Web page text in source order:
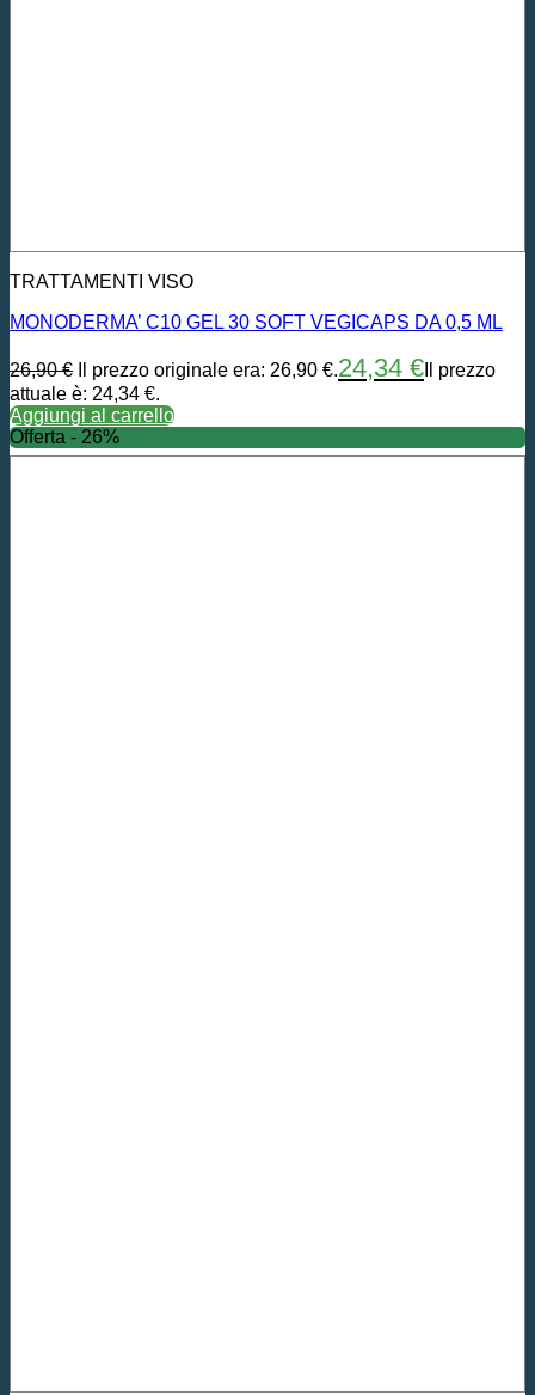
TRATTAMENTI VISO
MONODERMA’ C10 GEL 30 SOFT VEGICAPS DA 0,5 ML
26,90€ Il prezzo originale era: 26,90 €.24,34 € Il prezzo
attuale è: 24,34 €.
Aggiungi al carrello
Offerta - 26%